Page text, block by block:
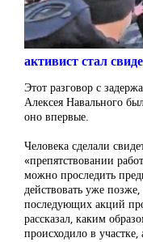
активист стал
Этот разговор с
Алексея Навального
оно впервые.
Человека сделали
«препятствовании
можно проследить
действовать уже
последующих акций
рассказал, каким
происходило в